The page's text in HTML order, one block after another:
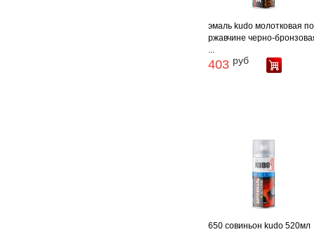
эмаль kudo молотковая по
ржавчине черно-
...
403 руб
650 совиньон kudo 520мл